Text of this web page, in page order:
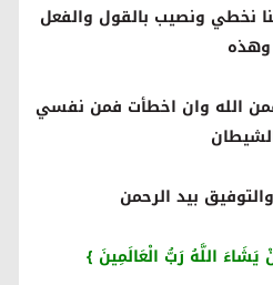
نخطي ونصيب بالقول والفعل
وهذه
الله وان اخطأت فمن نفسي
بيد الرحمن
يَشَاءَ اللَّهُ رَبُّ الْعَالَمِينَ }